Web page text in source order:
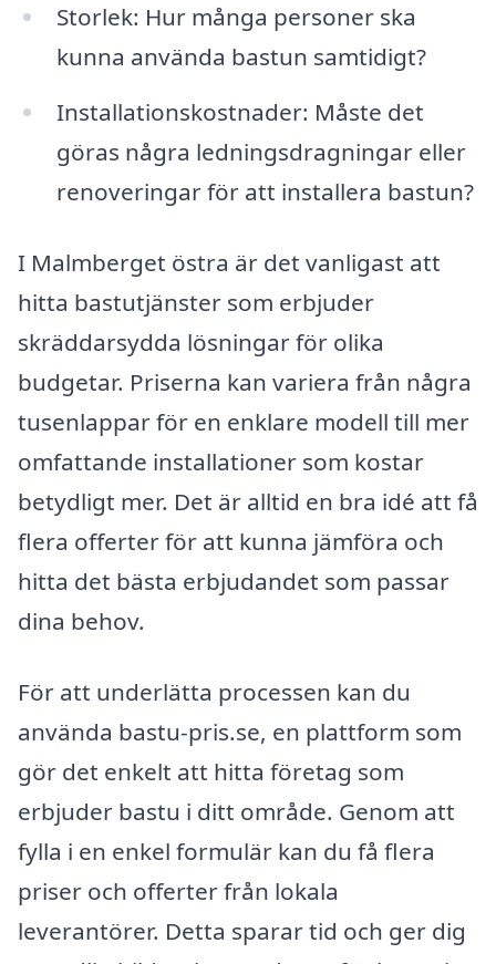
Storlek: Hur många personer ska
kunna använda bastun samtidigt?
Installationskostnader: Måste det
göras några ledningsdragningar eller
renoveringar för att installera bastun?
I Malmberget östra är det vanligast att
hitta bastutjänster som erbjuder
skräddarsydda lösningar för olika
budgetar. Priserna kan variera från några
tusenlappar för en enklare modell till mer
omfattande installationer som kostar
betydligt mer. Det är alltid en bra idé att få
flera offerter för att kunna jämföra och
hitta det bästa erbjudandet som passar
dina behov.
För att underlätta processen kan du
använda bastu-pris.se, en plattform som
gör det enkelt att hitta företag som
erbjuder bastu i ditt område. Genom att
fylla i en enkel formulär kan du få flera
priser och offerter från lokala
leverantörer. Detta sparar tid och ger dig